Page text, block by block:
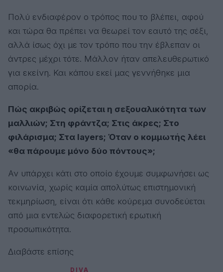
Πολύ ενδιαφέρον ο τρόπος που το βλέπει, αφού
και τώρα θα πρέπει να θεωρεί τον εαυτό της σέξι,
αλλά ίσως όχι με τον τρόπο που την έβλεπαν οι
άντρες μέχρι τότε. Μάλλον ήταν απελευθερωτικό
για εκείνη. Και κάπου εκεί μας γεννήθηκε μια
απορία.
Πώς ακριβώς ορίζεται η σεξουαλικότητα των
μαλλιών; Στη φράντζα; Στις άκρες; Στο
φιλάρισμα; Στα layers; Όταν ο κομμωτής λέει
«θα πάρουμε μόνο δύο πόντους»;
Αν υπάρχει κάτι στο οποίο έχουμε συμφωνήσει ως
κοινωνία, χωρίς καμία απολύτως επιστημονική
τεκμηρίωση, είναι ότι κάθε κούρεμα συνοδεύεται
από μια εντελώς διαφορετική ερωτική
προσωπικότητα.
Διαβάστε επίσης
DIVA